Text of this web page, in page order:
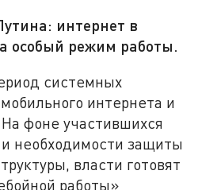
интернет в
особый режим работы.
системных
интернета и
фоне участившихся
необходимости защиты
власти готовят
работы»